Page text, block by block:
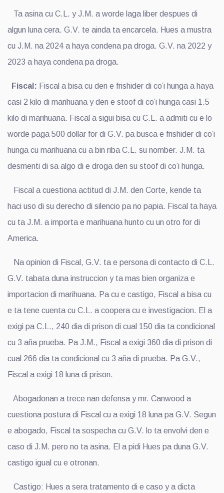
Ta asina cu C.L. y J.M. a worde laga liber despues di
algun luna cera. G.V. te ainda ta encarcela. Hues a mustra
cu J.M. na 2024 a haya condena pa droga. G.V. na 2022 y
2023 a haya condena pa droga.
Fiscal: Fiscal a bisa cu den e frishider di co’i hunga a haya
casi 2 kilo di marihuana y den e stoof di co’i hunga casi 1.5
kilo di marihuana. Fiscal a sigui bisa cu C.L. a admiti cu e lo
worde paga 500 dollar for di G.V. pa busca e frishider di co’i
hunga cu marihuana cu a bin riba C.L. su nomber. J.M. ta
desmenti di sa algo di e droga den su stoof di co’i hunga.
Fiscal a cuestiona actitud di J.M. den Corte, kende ta
haci uso di su derecho di silencio pa no papia. Fiscal ta haya
cu ta J.M. a importa e marihuana hunto cu un otro for di
America.
Na opinion di Fiscal, G.V. ta e persona di contacto di C.L.
G.V. tabata duna instruccion y ta mas bien organiza e
importacion di marihuana. Pa cu e castigo, Fiscal a bisa cu
e ta tene cuenta cu C.L. a coopera cu e investigacion. El a
exigi pa C.L., 240 dia di prison di cual 150 dia ta condicional
cu 3 aña prueba. Pa J.M., Fiscal a exigi 360 dia di prison di
cual 266 dia ta condicional cu 3 aña di prueba. Pa G.V.,
Fiscal a exigi 18 luna di prison.
Abogadonan a trece nan defensa y mr. Canwood a
cuestiona postura di Fiscal cu a exigi 18 luna pa G.V. Segun
e abogado, Fiscal ta sospecha cu G.V. lo ta envolvi den e
caso di J.M. pero no ta asina. El a pidi Hues pa duna G.V.
castigo igual cu e otronan.
Castigo: Hues a sera tratamento di e caso y a dicta